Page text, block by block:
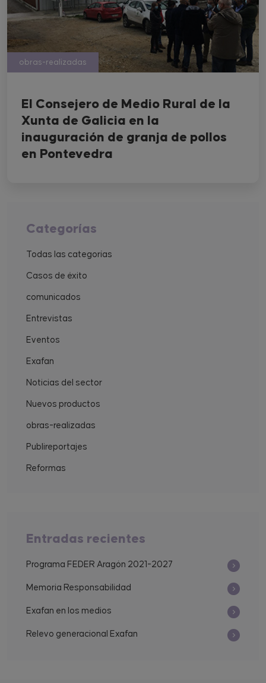
obras-realizadas
El Consejero de Medio Rural de la
Xunta de Galicia en la
inauguración de granja de pollos
en Pontevedra
Categorías
Todas las categorías
Casos de éxito
comunicados
Entrevistas
Eventos
Exafan
Noticias del sector
Nuevos productos
obras-realizadas
Publireportajes
Reformas
Entradas recientes
Programa FEDER Aragón 2021-2027
Memoria Responsabilidad
Exafan en los medios
Relevo generacional Exafan